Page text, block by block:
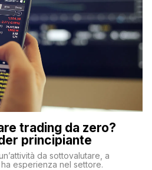
trading da zero?
principiante
da sottovalutare, a
esperienza nel settore.